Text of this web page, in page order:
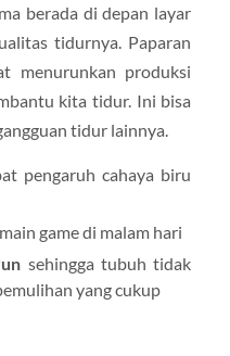
berada di depan layar
tidurnya. Paparan
menurunkan produksi
kita tidur. Ini bisa
tidur lainnya.
pengaruh cahaya biru
game di malam hari
sehingga tubuh tidak
yang cukup